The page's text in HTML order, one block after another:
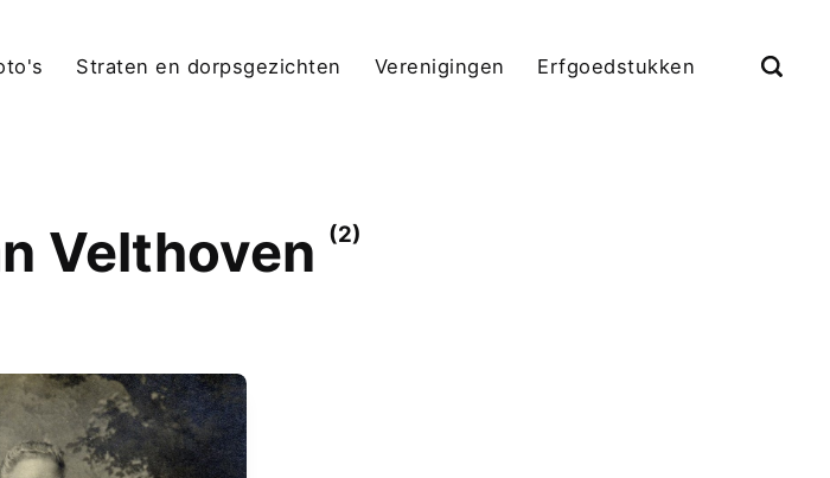
Straten en dorpsgezichten Verenigingen Erfgoedstukken
Velthoven (2)